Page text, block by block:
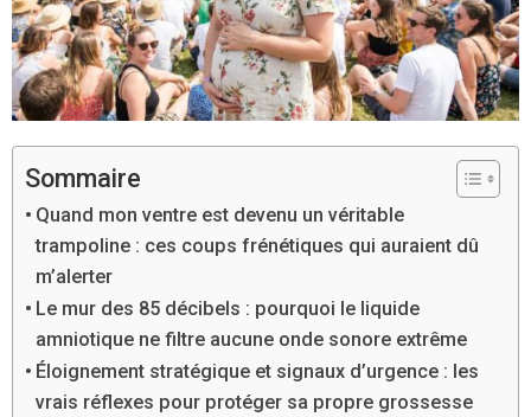
Sommaire
Quand mon ventre est devenu un véritable
trampoline : ces coups frénétiques qui auraient dû
m’alerter
Le mur des 85 décibels : pourquoi le liquide
amniotique ne filtre aucune onde sonore extrême
Éloignement stratégique et signaux d’urgence : les
vrais réflexes pour protéger sa propre grossesse